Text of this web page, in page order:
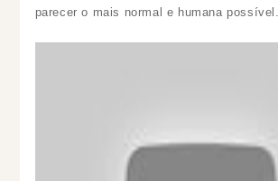
parecer o mais normal e humana possível.